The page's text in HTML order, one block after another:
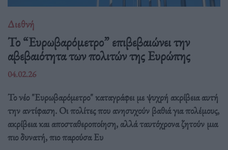
Διεθνή
Το “Ευρωβαρόμετρο” επιβεβαιώνει την
αβεβαιότητα των πολιτών της Ευρώπης
04.02.26
Το νέο "Ευρωβαρόμετρο" καταγράφει με ψυχρή ακρίβεια αυτή
την αντίφαση. Oι πολίτες που ανησυχούν βαθιά για πολέμους,
ακρίβεια και αποσταθεροποίηση, αλλά ταυτόχρονα ζητούν μια
πιο δυνατή, πιο παρούσα Ευ